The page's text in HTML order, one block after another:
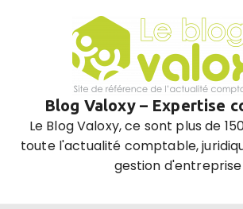
Blog Valoxy – Expertise
Le Blog Valoxy, ce sont plus de
toute l'actualité comptable,
gestion d'entreprise